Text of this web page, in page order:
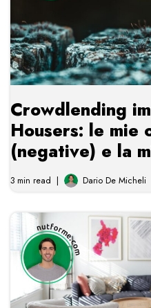
Crowdlending
Housers: le mie
(negative) e la
3 min read Dario De Micheli